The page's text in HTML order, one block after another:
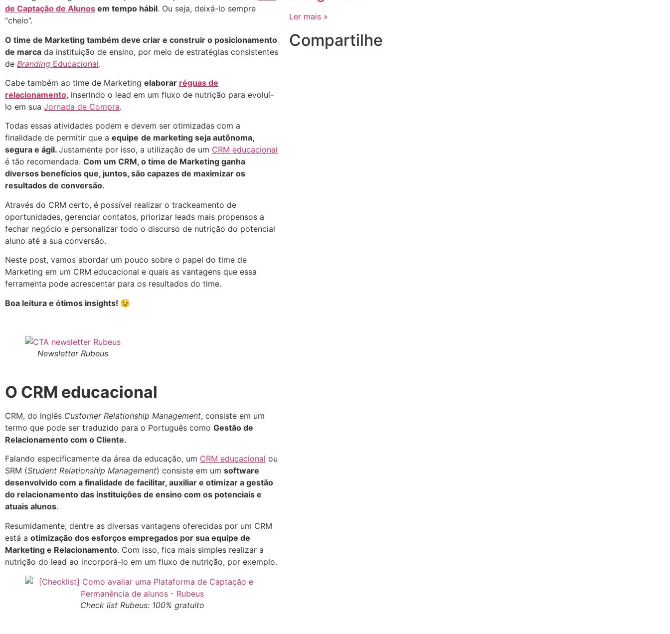
de Captação de Alunos em tempo hábil. Ou seja, deixá-lo sempre
“cheio”.
O time de Marketing também deve criar e construir o posicionamento
de marca da instituição de ensino, por meio de estratégias consistentes
de Branding Educacional.
Cabe também ao time de Marketing elaborar réguas de
relacionamento, inserindo o lead em um fluxo de nutrição para evoluí-
lo em sua Jornada de Compra.
Todas essas atividades podem e devem ser otimizadas com a
finalidade de permitir que a equipe de marketing seja autônoma,
segura e ágil. Justamente por isso, a utilização de um CRM educacional
é tão recomendada. Com um CRM, o time de Marketing ganha
diversos benefícios que, juntos, são capazes de maximizar os
resultados de conversão.
Através do CRM certo, é possível realizar o trackeamento de
oportunidades, gerenciar contatos, priorizar leads mais propensos a
fechar negócio e personalizar todo o discurso de nutrição do potencial
aluno até a sua conversão.
Neste post, vamos abordar um pouco sobre o papel do time de
Marketing em um CRM educacional e quais as vantagens que essa
ferramenta pode acrescentar para os resultados do time.
Boa leitura e ótimos insights! 😉
Newsletter Rubeus
O CRM educacional
CRM, do inglês Customer Relationship Management, consiste em um
termo que pode ser traduzido para o Português como Gestão de
Relacionamento com o Cliente.
Falando especificamente da área da educação, um CRM educacional ou
SRM (Student Relationship Management) consiste em um software
desenvolvido com a finalidade de facilitar, auxiliar e otimizar a gestão
do relacionamento das instituições de ensino com os potenciais e
atuais alunos.
Resumidamente, dentre as diversas vantagens oferecidas por um CRM
está a otimização dos esforços empregados por sua equipe de
Marketing e Relacionamento. Com isso, fica mais simples realizar a
nutrição do lead ao incorporá-lo em um fluxo de nutrição, por exemplo.
Check list Rubeus: 100% gratuito
Ler mais »
Compartilhe